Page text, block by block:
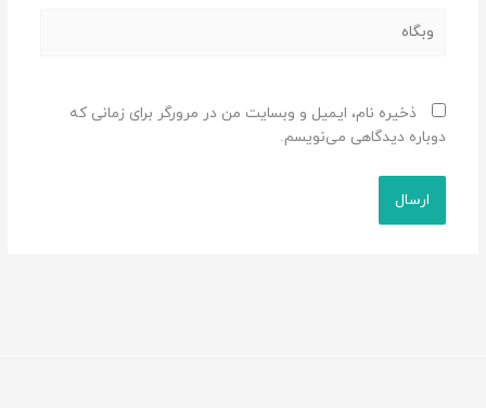
ذخیره نام، ایمیل و وبسایت من در مرورگر برای زمانی که
دوباره دیدگاهی می‌نویسم.